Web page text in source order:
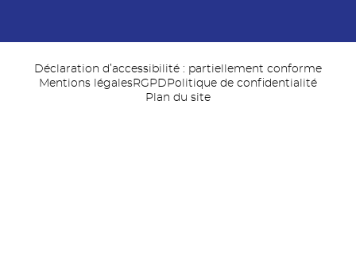
Déclaration d’accessibilité : partiellement conforme
Mentions légalesRGPD Politique de confidentialité
Plan du site